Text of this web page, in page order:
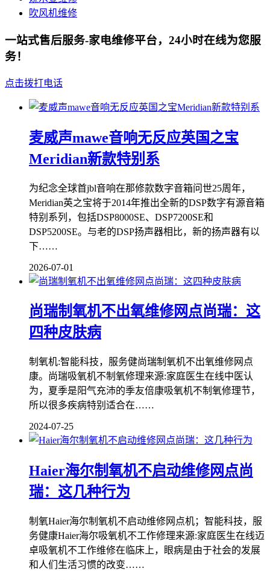
吹风机维修
一站式售后服务-家电维修平台，24小时在线为您服
务！
点击拨打电话
麦威声mawe音响无反应英国之宝
Meridian新款特别系
为纪念全球首jbl音响在那修款数字音箱问世25周年，
Meridian英之宝将于2014年推出全新的DSP数字有源音箱
特别系列，包括DSP8000SE、DSP7200SE和
DSP5200SE。与老的DSP扬声器相比，新的扬声器有以
下……
2026-07-01
尚瑞制氧机不出氧维修网点尚瑞：这
四种皮肤病
制氧机:智能科技，服务健尚瑞制氧机不出氧维修网点
康。尚瑞吸氧机不制氧修理来源:家庭医生在线中医认
为，夏季是阳气充沛的季友倍康吸氧机不制氧修理节，
所以很多疾病特别适合在……
2024-07-25
Haier海尔制氧机不启动维修网点尚
瑞：这几种行为
制氧Haier海尔制氧机不启动维修网点机；智能科技，服
务健康Haier海尔吸氧机不工作修理来源:家庭医生在线迈
卓吸氧机不工作维修在临床上，眼病是由于社会的发展
和人们生活习惯的改变……